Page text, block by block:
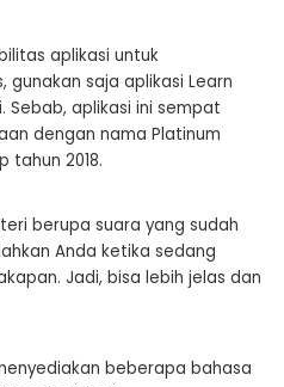
aplikasi untuk
saja aplikasi Learn
Sebab, aplikasi ini sempat
dengan nama Platinum
tahun 2018.
berupa suara yang sudah
Anda ketika sedang
Jadi, bisa lebih jelas dan
beberapa bahasa